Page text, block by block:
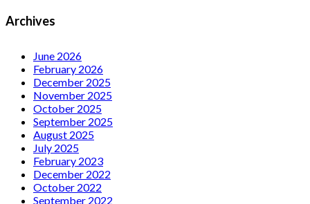
Archives
June 2026
February 2026
December 2025
November 2025
October 2025
September 2025
August 2025
July 2025
February 2023
December 2022
October 2022
September 2022